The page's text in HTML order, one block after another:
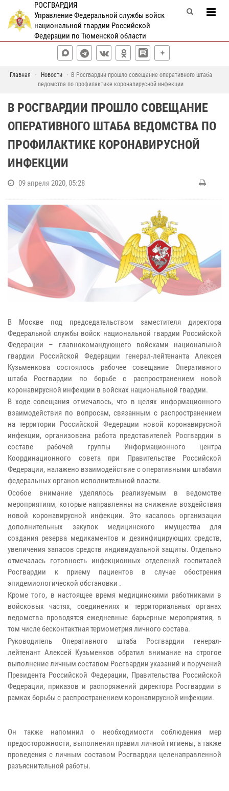
РОСГВАРДИЯ
Управление Федеральной службы войск
национальной гвардии Российской
Федерации по Тюменской области
Главная Новости
В Росгвардии прошло совещание оперативного штаба
ведомства по профилактике коронавирусной инфекции
В РОСГВАРДИИ ПРОШЛО СОВЕЩАНИЕ
ОПЕРАТИВНОГО ШТАБА ВЕДОМСТВА ПО
ПРОФИЛАКТИКЕ КОРОНАВИРУСНОЙ
ИНФЕКЦИИ
09 апреля 2020, 05:28
В Москве под председательством заместителя директора
Федеральной службы войск национальной гвардии Российской
Федерации – главнокомандующего войсками национальной
гвардии Российской Федерации генерал-лейтенанта Алексея
Кузьменкова состоялось рабочее совещание Оперативного
штаба Росгвардии по борьбе с распространением новой
коронавирусной инфекции в войсках национальной гвардии.
В ходе совещания отмечалось, что в целях информационного
взаимодействия по вопросам, связанным с распространением
на территории Российской Федерации новой коронавирусной
инфекции, организована работа представителей Росгвардии в
составе рабочей группы Информационного центра
Координационного совета при Правительстве Российской
Федерации, налажено взаимодействие с оперативными штабами
федеральных органов исполнительной власти.
Особое внимание уделялось реализуемым в ведомстве
мероприятиям, которые направленны на снижение воздействия
новой коронавирусной инфекции. Это касалось организации
дополнительных закупок медицинского имущества для
создания резерва медикаментов и дезинфицирующих средств,
увеличения запасов средств индивидуальной защиты. Отдельно
отмечалась готовность инфекционных отделений госпиталей
Росгвардии к приему пациентов в случае обострения
эпидемиологической обстановки .
Кроме того, в настоящее время медицинскими работниками в
войсковых частях, соединениях и территориальных органах
ведомства проводятся ежедневные барьерные мероприятия, в
том числе бесконтактная термометрия личного состава.
Руководитель Оперативного штаба Росгвардии генерал-
лейтенант Алексей Кузьменков обратил внимание на строгое
выполнение личным составом Росгвардии указаний и поручений
Президента Российской Федерации, Правительства Российской
Федерации, приказов и распоряжений директора Росгвардии в
рамках борьбы с распространением коронавирусной инфекции.
Он также напомнил о необходимости соблюдения мер
предосторожности, выполнения правил личной гигиены, а также
проведения с личным составом Росгвардии целенаправленной
разъяснительной работы.